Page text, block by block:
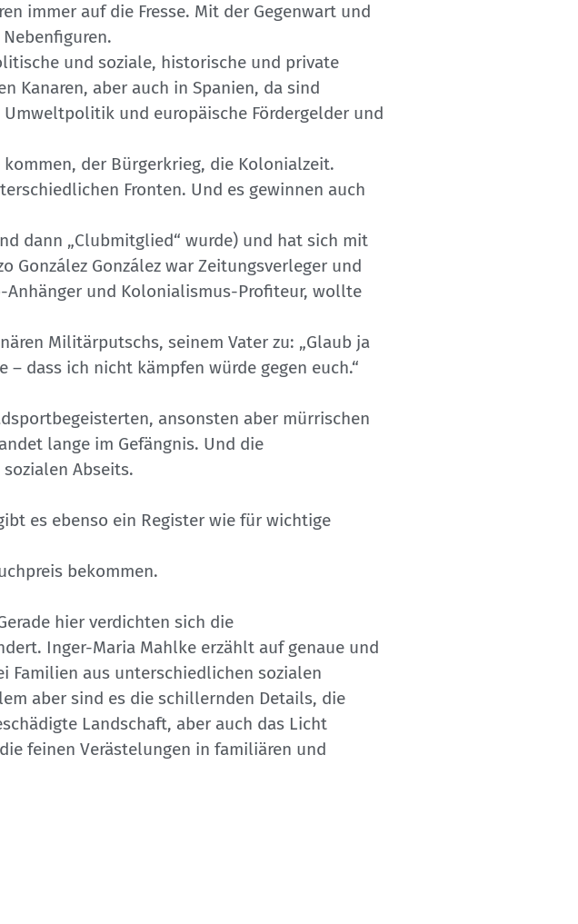
immer auf die Fresse. Mit der Gegenwart und
und soziale, historische und private
Kanaren, aber auch in Spanien, da sind
und europäische Fördergelder und
kommen, der Bürgerkrieg, die Kolonialzeit.
Fronten. Und es gewinnen auch
dann „Clubmitglied“ wurde) und hat sich mit
González González war Zeitungsverleger und
Anhänger und Kolonialismus-Profiteur, wollte
Militärputschs, seinem Vater zu: „Glaub ja
dass ich nicht kämpfen würde gegen euch.“
ansonsten aber mürrischen
lange im Gefängnis. Und die
Abseits.
es ebenso ein Register wie für wichtige
bekommen.
hier verdichten sich die
Inger-Maria Mahlke erzählt auf genaue und
Familien aus unterschiedlichen sozialen
aber sind es die schillernden Details, die
Landschaft, aber auch das Licht
feinen Verästelungen in familiären und